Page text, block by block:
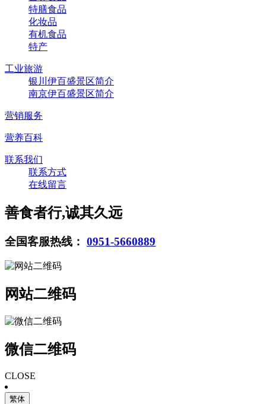
特膳食品
化妆品
有机食品
特产
工业旅游
银川伊百盛景区简介
南京伊百盛景区简介
营销服务
营养百科
联系我们
联系方式
在线留言
善食者行,诚其久远
全国客服热线： 0951-5660889
网站二维码
微信二维码
CLOSE
繁体